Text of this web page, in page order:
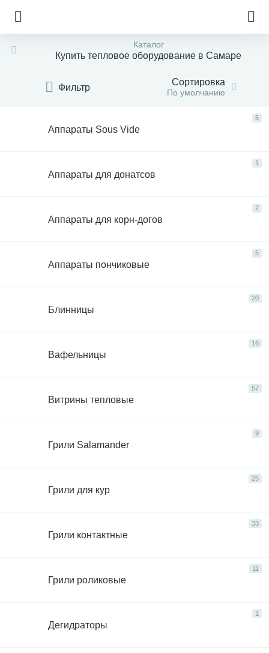
Каталог
Купить тепловое оборудование в Самаре
Фильтр Сортировка
По умолчанию
5
Аппараты Sous Vide
1
Аппараты для донатсов
2
Аппараты для корн-догов
5
Аппараты пончиковые
20
Блинницы
16
Вафельницы
57
Витрины тепловые
9
Грили Salamander
25
Грили для кур
33
Грили контактные
11
Грили роликовые
1
Дегидраторы